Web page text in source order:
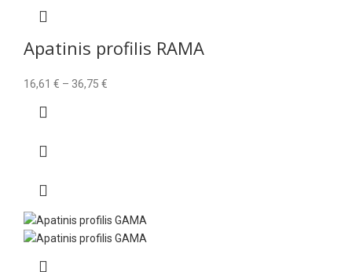
Apatinis profilis RAMA
16,61 € – 36,75 €